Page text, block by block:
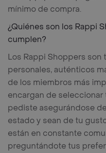
mínimo de compra.
¿Quiénes son los Rappi
cumplen?
Los Rappi Shoppers son
personales, auténticos
de los miembros más
encargan de
pediste asegurándose
estado y sean de tu
están en constante
preguntándote tus